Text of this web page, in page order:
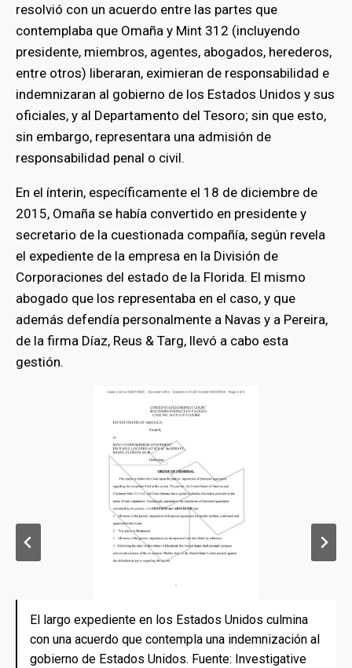
resolvió con un acuerdo entre las partes que
contemplaba que Omaña y Mint 312 (incluyendo
presidente, miembros, agentes, abogados, herederos,
entre otros) liberaran, eximieran de responsabilidad e
indemnizaran al gobierno de los Estados Unidos y sus
oficiales, y al Departamento del Tesoro; sin que esto,
sin embargo, representara una admisión de
responsabilidad penal o civil.
En el ínterin, específicamente el 18 de diciembre de
2015, Omaña se había convertido en presidente y
secretario de la cuestionada compañía, según revela
el expediente de la empresa en la División de
Corporaciones del estado de la Florida. El mismo
abogado que los representaba en el caso, y que
además defendía personalmente a Navas y a Pereira,
de la firma Díaz, Reus & Targ, llevó a cabo esta
gestión.
El largo expediente en los Estados Unidos culmina
con una acuerdo que contempla una indemnización al
gobierno de Estados Unidos. Fuente: Investigative
El largo expediente en los Estados Unidos culmina
con una acuerdo que contempla una indemnización al
gobierno de Estados Unidos. Fuente: Investigative
Durante la investigación penal en los Estados Unidos,
Omaña se convirtió en presidente del polémico
inmueble en la tercera calle de Miami. Fuente: